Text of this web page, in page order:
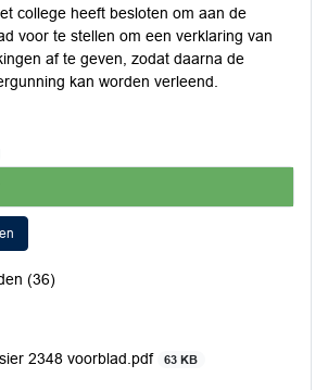
college heeft besloten om aan de
voor te stellen om een verklaring van
af te geven, zodat daarna de
kan worden verleend.
(36)
2348 voorblad.pdf
63 KB